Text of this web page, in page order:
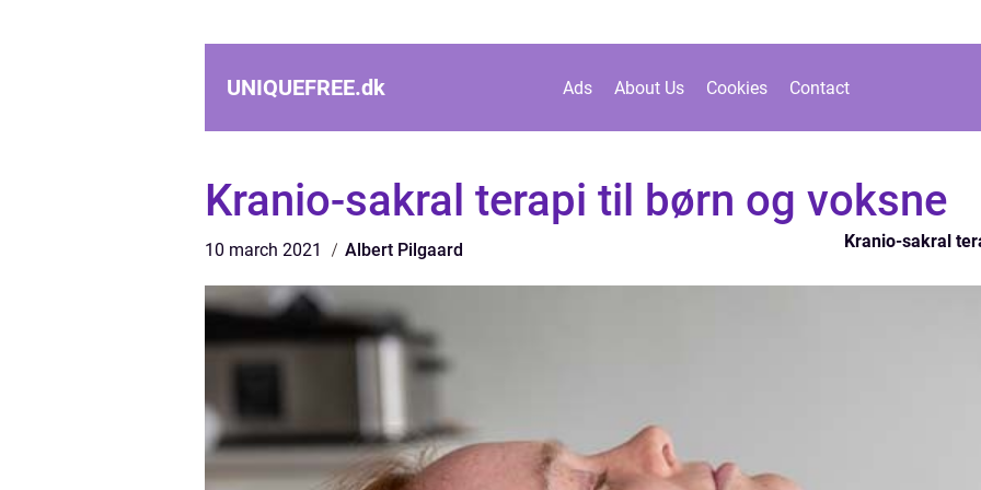
UNIQUEFREE.dk Ads About Us Cookies Contact
Kranio-sakral terapi til børn og voksne
10 march 2021 Albert Pilgaard Kranio-sakral